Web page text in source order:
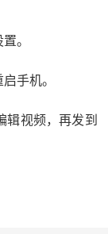
。
手机。
辑视频，再发到